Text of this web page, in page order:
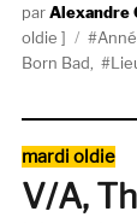
AuteurAlexandre
oldie
Born Bad,
Catégories
mardi oldie
V/A,